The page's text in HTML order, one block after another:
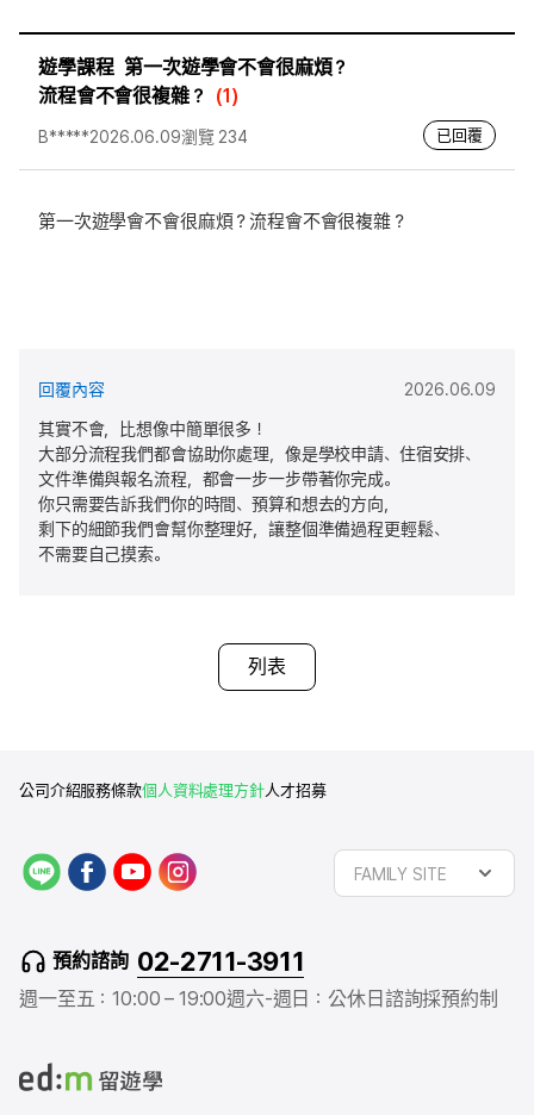
遊學課程 第一次遊學會不會很麻煩？
流程會不會很複雜？
(1)
B*****2026.06.09瀏覽 234 已回覆
第一次遊學會不會很麻煩？流程會不會很複雜？
2026.06.09
回覆內容
其實不會，比想像中簡單很多！
大部分流程我們都會協助你處理，像是學校申請、住宿安排、
文件準備與報名流程，都會一步一步帶著你完成。
你只需要告訴我們你的時間、預算和想去的方向，
剩下的細節我們會幫你整理好，讓整個準備過程更輕鬆、
不需要自己摸索。
列表
公司介紹服務條款個人資料處理方針人才招募
L
f
a
b
o
y
o
u
e
a
r
FAMILY SITE
預約諮詢 02-2711-3911
週一至五：10:00 – 19:00週六-週日：公休日 諮詢採預約制